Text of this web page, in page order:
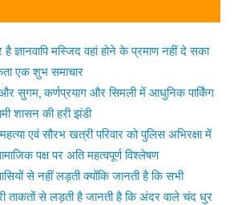
है ज्ञानवापि मस्जिद वहां होने के प्रमाण नहीं दे सका
एक शुभ समाचार
और सुगम, कर्णप्रयाग और सिमली में आधुनिक पार्किंग
शासन की हरी झंडी
एवं सौरभ खत्री परिवार को पुलिस अभिरक्षा में
पक्ष पर अति महत्वपूर्ण विश्लेषण
से नहीं लड़ती क्योंकि जानती है कि सभी
ताकतों से लड़ती है जानती है कि अंदर वाले चंद धुर